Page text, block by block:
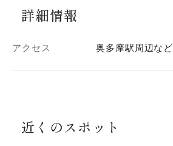
詳細情報
アクセス 奥多摩駅周辺など
近くのスポット